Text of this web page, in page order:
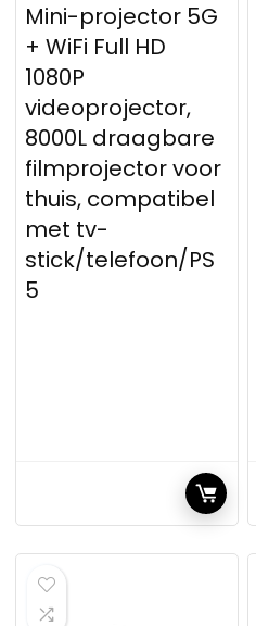
Mini-projector 5G
+ WiFi Full HD
1080P
videoprojector,
8000L draagbare
filmprojector voor
thuis, compatibel
met tv-
stick/telefoon/PS
5